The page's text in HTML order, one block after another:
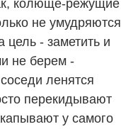
колюще-режущие
не умудряются
цель - заметить и
не берем -
ленятся
перекидывают
у самого